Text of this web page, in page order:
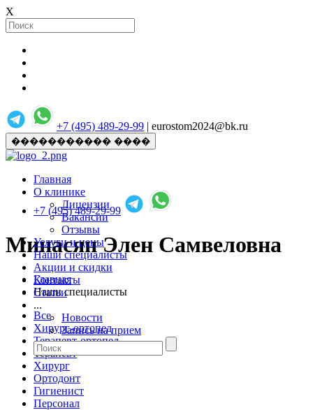
X
+7 (495) 489-29-99 | eurostom2024@bk.ru
����������� ����
Главная
О клинике
Лицензии
Вакансии
Отзывы
Услуги и цены
Наши специалисты
Акции и скидки
Контакты
Статьи
...
Новости
Запись на прием
+7 (495) 489-29-99
Минасян Элен Самвеловна
Главная
Наши специалисты
Все
Хирург-ортопед
Терапевт-ортопед
Терапевт
Хирург
Ортодонт
Гигиенист
Персонал